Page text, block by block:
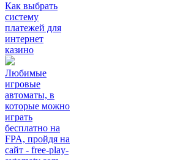
Как выбрать
систему
платежей для
интернет
казино
Любимые
игровые
автоматы, в
которые можно
играть
бесплатно на
FPA, пройдя на
сайт - free-play-